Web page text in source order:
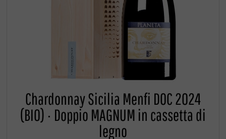
Chardonnay Sicilia Menfi DOC 2024
(BIO) · Doppio MAGNUM in cassetta di
legno